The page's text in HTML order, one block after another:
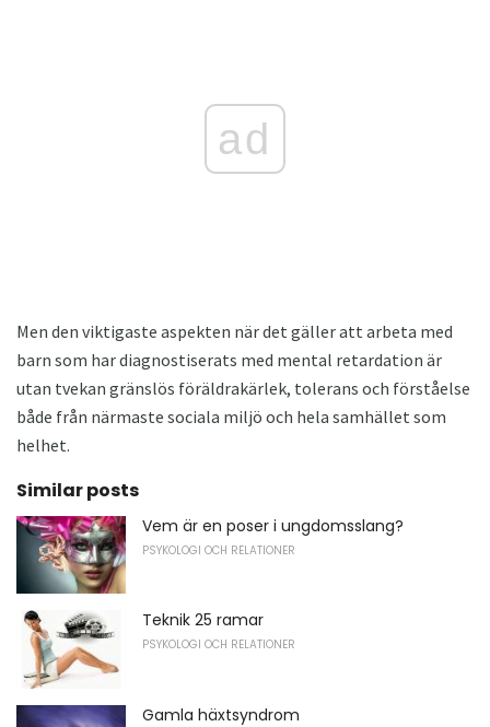
ad
Men den viktigaste aspekten när det gäller att arbeta med
barn som har diagnostiserats med mental retardation är
utan tvekan gränslös föräldrakärlek, tolerans och förståelse
både från närmaste sociala miljö och hela samhället som
helhet.
Similar posts
Vem är en poser i ungdomsslang?
PSYKOLOGI OCH RELATIONER
Teknik 25 ramar
PSYKOLOGI OCH RELATIONER
Gamla häxtsyndrom